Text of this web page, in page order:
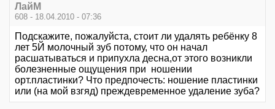
ЛайМ
608 - 18.04.2010 - 07:36
Подскажите, пожалуйста, стоит ли удалять ребёнку 8
лет 5Й молочный зуб потому, что он начал
расшатываться и припухла десна,от этого возникли
болезненные ощущения при ношении
орт.пластинки? Что предпочесть: ношение пластинки
или (на мой взгяд) преждевременное удаление зуба?